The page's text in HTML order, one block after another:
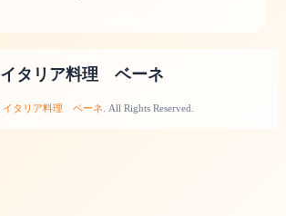
イタリア料理 ベーネ
イタリア料理 ベーネ . All Rights Reserved.